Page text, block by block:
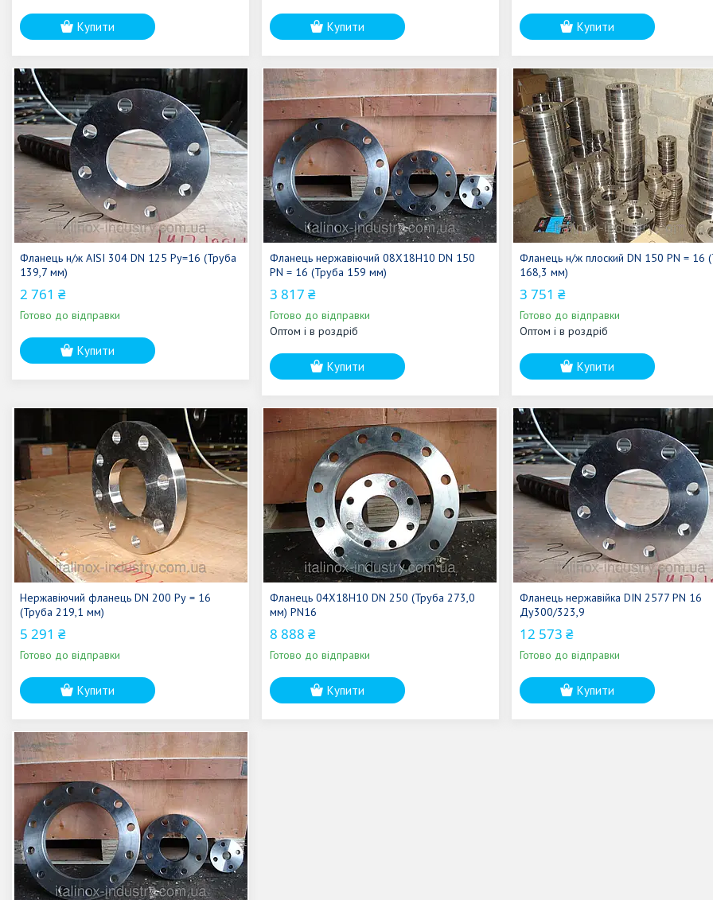
Купити Купити Купити
Фланець н/ж AISI 304 DN 125 Ру=16 (Труба
139,7 мм)
2 761 ₴
Готово до відправки
Купити
Фланець нержавіючий 08Х18Н10 DN 150
PN = 16 (Труба 159 мм)
3 817 ₴
Готово до відправки
Оптом і в роздріб
Купити
Фланець н/ж плоский DN 150 PN = 16
168,3 мм)
3 751 ₴
Готово до відправки
Оптом і в роздріб
Купити
Нержавіючий фланець DN 200 Ру = 16
(Труба 219,1 мм)
5 291 ₴
Готово до відправки
Купити
Фланець 04X18H10 DN 250 (Труба 273,0
мм) PN16
8 888 ₴
Готово до відправки
Купити
Фланець нержавійка DIN 2577 PN 16
Ду300/323,9
12 573 ₴
Готово до відправки
Купити